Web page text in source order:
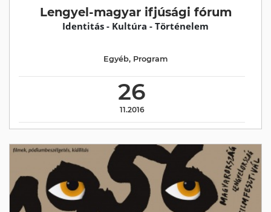
Lengyel-magyar ifjúsági fórum
Identitás - Kultúra - Történelem
26
11.2016
Egyéb, Program